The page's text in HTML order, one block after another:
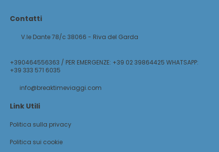
Contatti
V.le Dante 78/c 38066 - Riva del Garda
+390464556363 / PER EMERGENZE: +39 02 39864425 WHATSAPP:
+39 333 571 6035
info@breaktimeviaggi.com
Link Utili
Politica sulla privacy
Politica sui cookie